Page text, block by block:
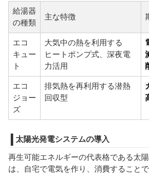
給湯器
の種類
主な特徴
エコ
キュー
ト
大気中の熱を利用する
ヒートポンプ式、深夜電
力活用
エコ
ジョー
ズ
排気熱を再利用する潜熱
回収型
太陽光発電システムの導入
再生可能エネルギーの代表格である太
は、自宅で電気を作り、消費すること